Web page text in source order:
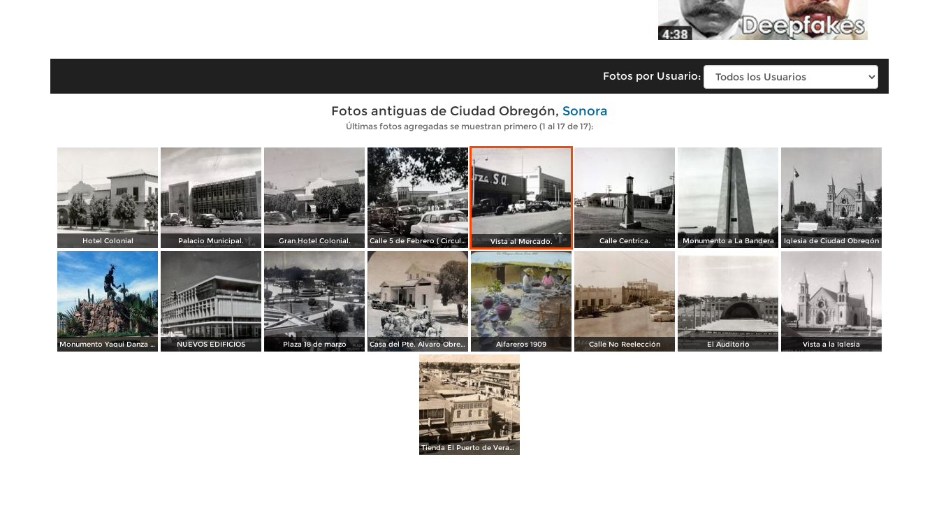
Fotos por Usuario:
Fotos antiguas de Ciudad Obregón, Sonora
Últimas fotos agregadas se muestran primero (1 al 17 de 17):
Hotel Colonial Palacio Municipal. Gran Hotel Colonial. Calle 5 de Febrero ( Circulada el 1 de Abril de 1953 ). Vista al Mercado. Calle Centrica. Monumento a La Bandera Iglesia de Ciudad Obregón
Monumento Yaqui Danza del Venado ( 1969 ) NUEVOS EDIFICIOS Plaza 18 de marzo Casa del Pte. Alvaro Obregon Alfareros 1909 Calle No Reelección El Auditorio Vista a la Iglesia
Tienda El Puerto de Veracruz (1958)